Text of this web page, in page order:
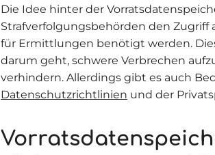
Die Idee hinter der
Strafverfolgungsbehörden den Zugriff
für Ermittlungen benötigt werden.
darum geht, schwere Verbrechen
verhindern. Allerdings gibt es auch
Datenschutzrichtlinien und der